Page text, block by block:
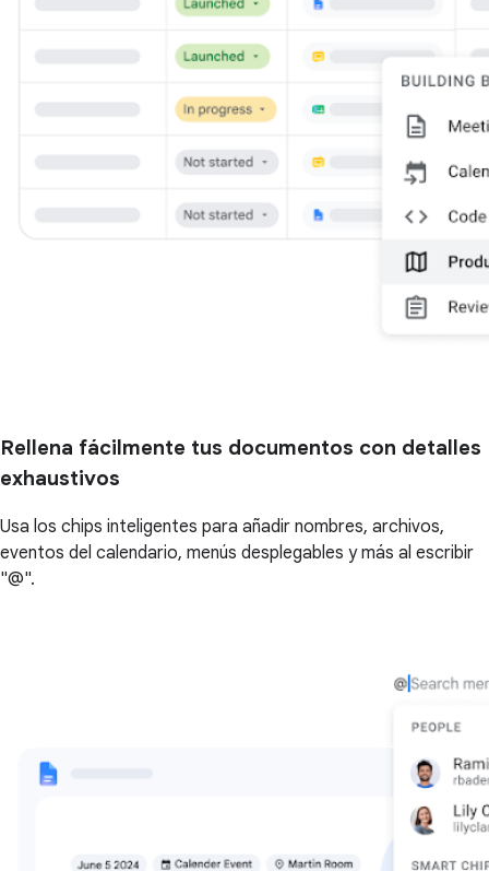
Rellena fácilmente tus documentos con detalles
exhaustivos
Usa los chips inteligentes para añadir nombres, archivos,
eventos del calendario, menús desplegables y más al escribir
"@".